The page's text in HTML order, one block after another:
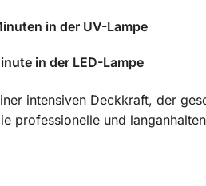
in der UV-Lampe
in der LED-Lampe
intensiven Deckkraft, der
professionelle und